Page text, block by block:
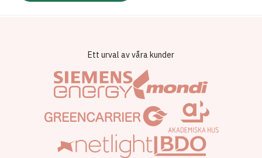
Ett urval av våra kunder